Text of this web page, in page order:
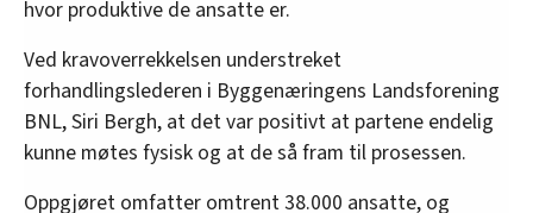
hvor produktive de ansatte er.
Ved kravoverrekkelsen understreket
forhandlingslederen i Byggenæringens Landsforening
BNL, Siri Bergh, at det var positivt at partene endelig
kunne møtes fysisk og at de så fram til prosessen.
Oppgjøret omfatter omtrent 38.000 ansatte, og